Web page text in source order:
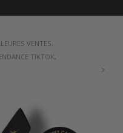
VENTES,
TIKTOK,